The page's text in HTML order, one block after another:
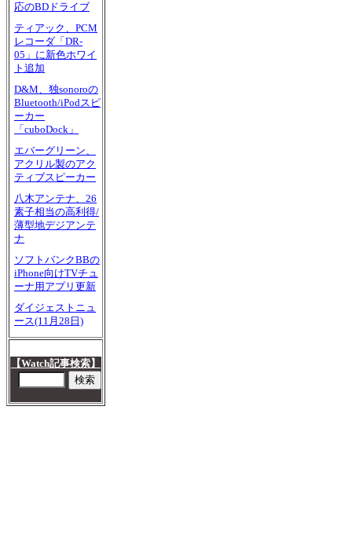
応のBDドライブ
ティアック、PCM
レコーダ「DR-
05」に新色ホワイ
ト追加
D&M、独sonoroの
Bluetooth/iPodスピ
ーカー
「cuboDock」
エバーグリーン、
アクリル製のアク
ティブスピーカー
八木アンテナ、26
素子相当の高利得/
薄型地デジアンテ
ナ
ソフトバンクBBの
iPhone向けTVチュ
ーナ用アプリ更新
ダイジェストニュ
ース(11月28日)
【Watch記事検索】